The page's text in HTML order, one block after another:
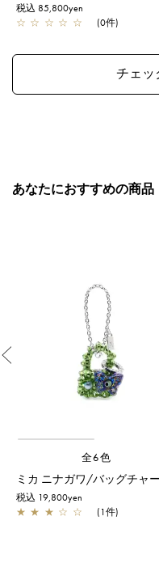
税込 85,800yen
☆ ☆ ☆ ☆ ☆ (0件)
あなたにおすすめの商品
全6色
税込 19,800yen
★ ★ ★ ☆ ☆ (1件)